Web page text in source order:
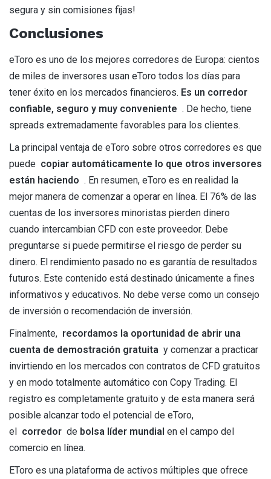
segura y sin comisiones fijas!
Conclusiones
eToro es uno de los mejores corredores de Europa: cientos
de miles de inversores usan eToro todos los días para
tener éxito en los mercados financieros. Es un corredor
confiable, seguro y muy conveniente . De hecho, tiene
spreads extremadamente favorables para los clientes.
La principal ventaja de eToro sobre otros corredores es que
puede copiar automáticamente lo que otros inversores
están haciendo . En resumen, eToro es en realidad la
mejor manera de comenzar a operar en línea. El 76% de las
cuentas de los inversores minoristas pierden dinero
cuando intercambian CFD con este proveedor. Debe
preguntarse si puede permitirse el riesgo de perder su
dinero. El rendimiento pasado no es garantía de resultados
futuros. Este contenido está destinado únicamente a fines
informativos y educativos. No debe verse como un consejo
de inversión o recomendación de inversión.
Finalmente, recordamos la oportunidad de abrir una
cuenta de demostración gratuita y comenzar a practicar
invirtiendo en los mercados con contratos de CFD gratuitos
y en modo totalmente automático con Copy Trading. El
registro es completamente gratuito y de esta manera será
posible alcanzar todo el potencial de eToro,
el corredor de bolsa líder mundial en el campo del
comercio en línea.
EToro es una plataforma de activos múltiples que ofrece